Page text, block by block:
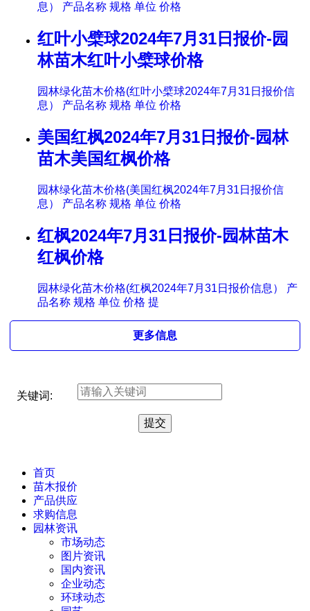
息） 产品名称 规格 单位 价格
红叶小檗球2024年7月31日报价-园
林苗木红叶小檗球价格
园林绿化苗木价格(红叶小檗球2024年7月31日报价信
息） 产品名称 规格 单位 价格
美国红枫2024年7月31日报价-园林
苗木美国红枫价格
园林绿化苗木价格(美国红枫2024年7月31日报价信
息） 产品名称 规格 单位 价格
红枫2024年7月31日报价-园林苗木
红枫价格
园林绿化苗木价格(红枫2024年7月31日报价信息） 产
品名称 规格 单位 价格 提
更多信息
关键词:
首页
苗木报价
产品供应
求购信息
园林资讯
市场动态
图片资讯
国内资讯
企业动态
环球动态